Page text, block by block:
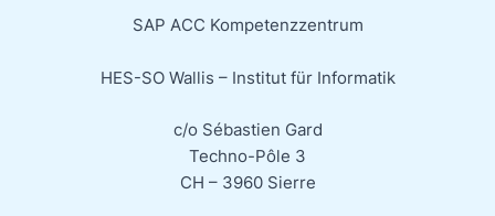
SAP ACC Kompetenzzentrum
HES-SO Wallis – Institut für Informatik
c/o Sébastien Gard
Techno-Pôle 3
CH – 3960 Sierre